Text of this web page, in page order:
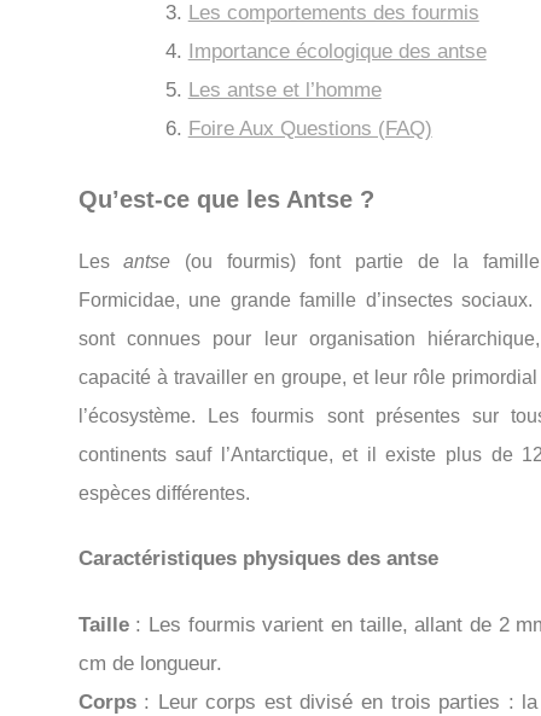
Les comportements des fourmis
Importance écologique des antse
Les antse et l’homme
Foire Aux Questions (FAQ)
Qu’est-ce que les Antse ?
Lesantse (ou fourmis) font partie de la
Formicidae, une grande famille d’insectes sociaux.
sont connues pour leur organisation
capacité à travailler en groupe, et leur rôle
l’écosystème. Les fourmis sont présentes sur
continents sauf l’Antarctique, et il existe plus de
espèces différentes.
Caractéristiques physiques des antse
Taille: Les fourmis varient en taille, allant de 2
cm de longueur.
Corps: Leur corps est divisé en trois parties : la